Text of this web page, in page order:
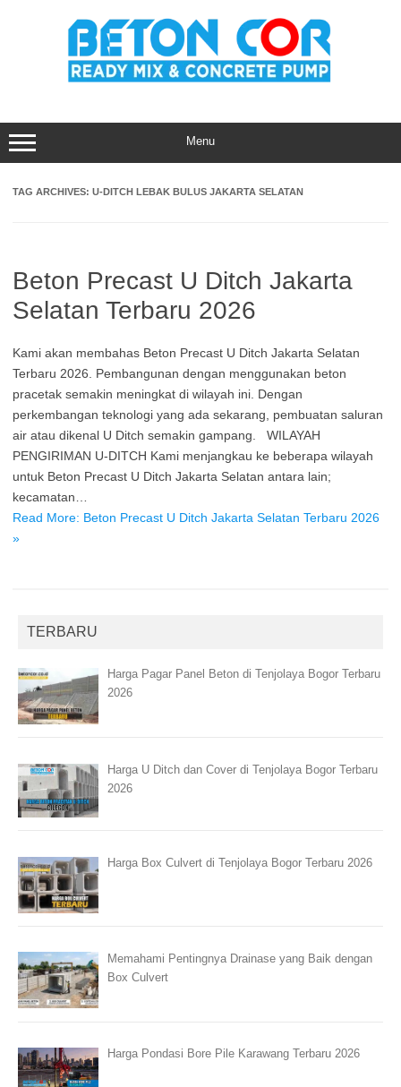
Menu
TAG ARCHIVES: U-DITCH LEBAK BULUS JAKARTA SELATAN
Beton Precast U Ditch Jakarta
Selatan Terbaru 2026
Kami akan membahas Beton Precast U Ditch Jakarta Selatan
Terbaru 2026. Pembangunan dengan menggunakan beton
pracetak semakin meningkat di wilayah ini. Dengan
perkembangan teknologi yang ada sekarang, pembuatan saluran
air atau dikenal U Ditch semakin gampang. WILAYAH
PENGIRIMAN U-DITCH Kami menjangkau ke beberapa wilayah
untuk Beton Precast U Ditch Jakarta Selatan antara lain;
kecamatan…
Read More: Beton Precast U Ditch Jakarta Selatan Terbaru 2026
»
TERBARU
Harga Pagar Panel Beton di Tenjolaya Bogor Terbaru
2026
Harga U Ditch dan Cover di Tenjolaya Bogor Terbaru
2026
Harga Box Culvert di Tenjolaya Bogor Terbaru 2026
Memahami Pentingnya Drainase yang Baik dengan
Box Culvert
Harga Pondasi Bore Pile Karawang Terbaru 2026